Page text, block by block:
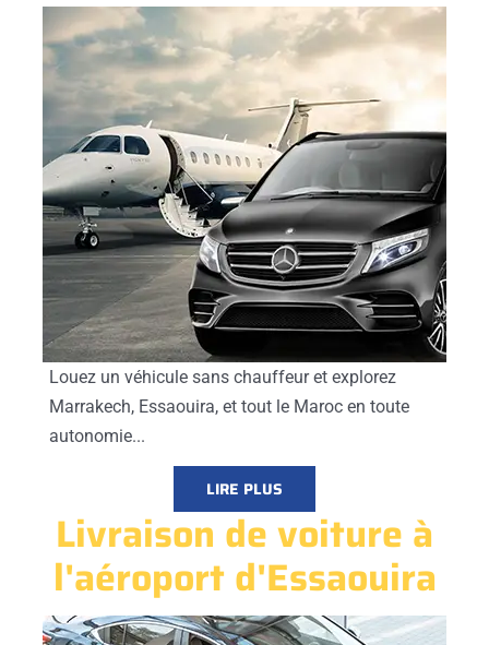
Louez un véhicule sans chauffeur et explorez
Marrakech, Essaouira, et tout le Maroc en toute
autonomie...
LIRE PLUS
Livraison de voiture à
l'aéroport d'Essaouira